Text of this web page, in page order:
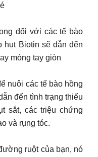
đối với các tế bào
hụt Biotin sẽ dẫn đến
móng tay giòn
nuôi các tế bào hồng
đến tình trạng thiếu
sắt, các triệu chứng
và rụng tóc.
ruột của bạn, nó